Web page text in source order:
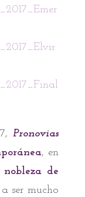
Pronovias
, en
nobleza de
ser mucho